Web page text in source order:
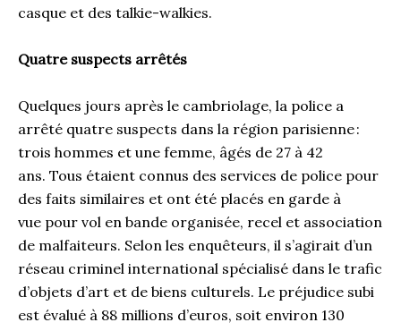
casque et des talkie-walkies.
Quatre suspects arrêtés
Quelques jours après le cambriolage, la police a
arrêté quatre suspects dans la région parisienne :
trois hommes et une femme, âgés de 27 à 42
ans. Tous étaient connus des services de police pour
des faits similaires et ont été placés en garde à
vue pour vol en bande organisée, recel et association
de malfaiteurs. Selon les enquêteurs, il s’agirait d’un
réseau criminel international spécialisé dans le trafic
d’objets d’art et de biens culturels. Le préjudice subi
est évalué à 88 millions d’euros, soit environ 130